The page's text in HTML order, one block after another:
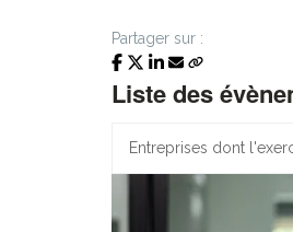
Partager sur :
Liste des
Entreprises dont